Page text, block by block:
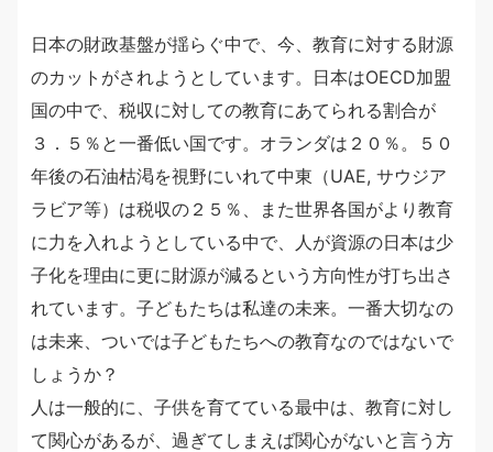
日本の財政基盤が揺らぐ中で、今、教育に対する財源
のカットがされようとしています。日本はOECD加盟
国の中で、税収に対しての教育にあてられる割合が
３．５％と一番低い国です。オランダは２０％。５０
年後の石油枯渇を視野にいれて中東（UAE, サウジア
ラビア等）は税収の２５％、また世界各国がより教育
に力を入れようとしている中で、人が資源の日本は少
子化を理由に更に財源が減るという方向性が打ち出さ
れています。子どもたちは私達の未来。一番大切なの
は未来、ついでは子どもたちへの教育なのではないで
しょうか？
人は一般的に、子供を育てている最中は、教育に対し
て関心があるが、過ぎてしまえば関心がないと言う方